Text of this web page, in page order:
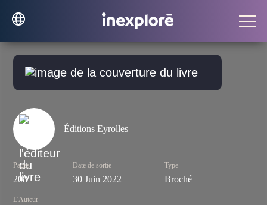
Éditions Eyrolles
Pages
208
Date de sortie
30 Juin 2022
Type
Broché
L'Auteur